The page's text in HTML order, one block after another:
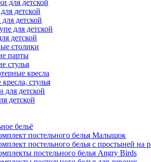
для детской
детской
детской
для детской
детской
столики
парты
стулья
кресла
стулья
для детской
детской
бельё
постельного белья Малышок
постельного белья с простыней на
постельного белья Angry Birds